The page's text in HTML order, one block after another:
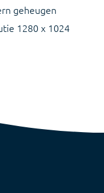
geheugen
1280 x 1024